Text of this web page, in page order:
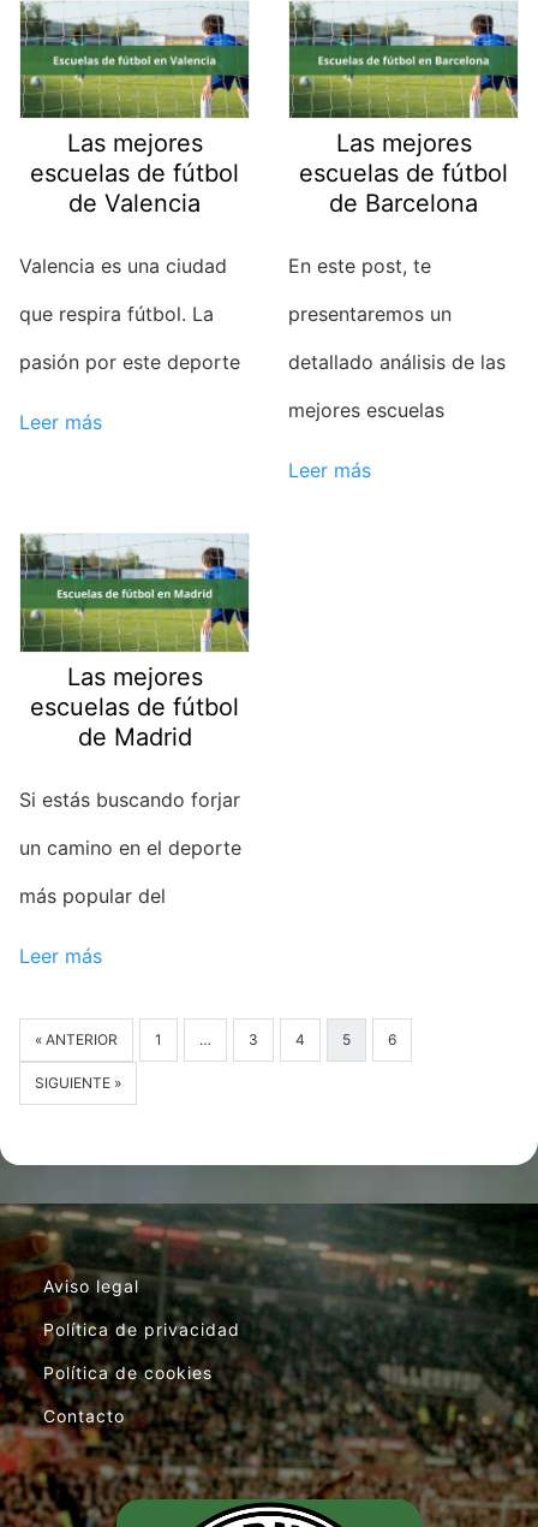
Las mejores
escuelas de fútbol
de Valencia
Valencia es una ciudad
que respira fútbol. La
pasión por este deporte
Leer más
Las mejores
escuelas de fútbol
de Barcelona
En este post, te
presentaremos un
detallado análisis de las
mejores escuelas
Leer más
Las mejores
escuelas de fútbol
de Madrid
Si estás buscando forjar
un camino en el deporte
más popular del
Leer más
« ANTERIOR 1 … 3 4 5 6
SIGUIENTE »
Aviso legal
Política de privacidad
Política de cookies
Contacto